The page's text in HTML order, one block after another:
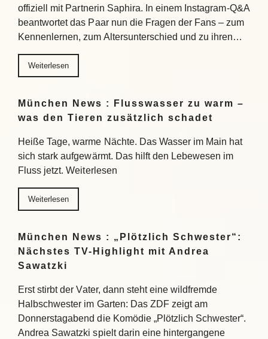
offiziell mit Partnerin Saphira. In einem Instagram-Q&A
beantwortet das Paar nun die Fragen der Fans – zum
Kennenlernen, zum Altersunterschied und zu ihren…
Weiterlesen
München News : Flusswasser zu warm –
was den Tieren zusätzlich schadet
Heiße Tage, warme Nächte. Das Wasser im Main hat
sich stark aufgewärmt. Das hilft den Lebewesen im
Fluss jetzt. Weiterlesen
Weiterlesen
München News : „Plötzlich Schwester“:
Nächstes TV-Highlight mit Andrea
Sawatzki
Erst stirbt der Vater, dann steht eine wildfremde
Halbschwester im Garten: Das ZDF zeigt am
Donnerstagabend die Komödie „Plötzlich Schwester“.
Andrea Sawatzki spielt darin eine hintergangene